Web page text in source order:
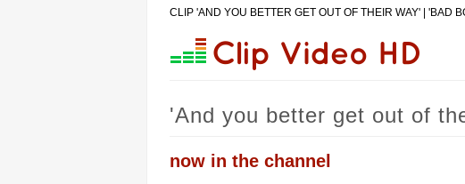
CLIP 'AND YOU BETTER GET OUT OF THEIR WAY' |
'And you better get out of
concerts
now in the channel